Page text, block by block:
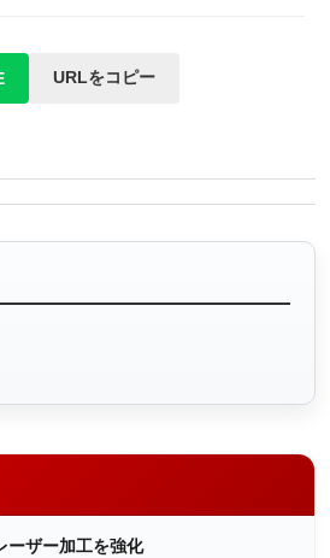
URLをコピー
ーザー加工を強化